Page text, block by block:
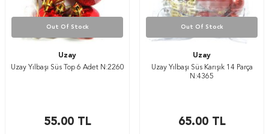
Out Of Stock
Uzay
Uzay Yılbaşı Süs Top 6 Adet N:2260
55.00TL
Out Of Stock
Uzay
Uzay Yılbaşı Süs Karışık 14 Parça
N:4365
65.00TL